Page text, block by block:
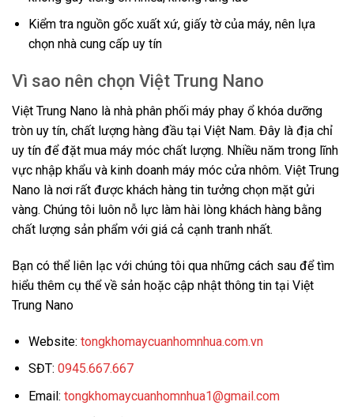
Kiểm tra nguồn gốc xuất xứ, giấy tờ của máy, nên lựa
chọn nhà cung cấp uy tín
Vì sao nên chọn Việt Trung Nano
Việt Trung Nano là nhà phân phối máy phay ổ khóa dưỡng
tròn uy tín, chất lượng hàng đầu tại Việt Nam. Đây là địa chỉ
uy tín để đặt mua máy móc chất lượng. Nhiều năm trong lĩnh
vực nhập khẩu và kinh doanh máy móc cửa nhôm. Việt Trung
Nano là nơi rất được khách hàng tin tưởng chọn mặt gửi
vàng. Chúng tôi luôn nỗ lực làm hài lòng khách hàng bằng
chất lượng sản phẩm với giá cả cạnh tranh nhất.
Bạn có thể liên lạc với chúng tôi qua những cách sau để tìm
hiểu thêm cụ thể về sản hoặc cập nhật thông tin tại Việt
Trung Nano
Website: tongkhomaycuanhomnhua.com.vn
SĐT: 0945.667.667
Email: tongkhomaycuanhomnhua1@gmail.com